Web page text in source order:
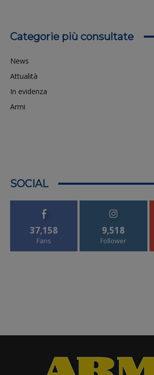
Categorie più consultate
News
Attualità
In evidenza
Armi
SOCIAL
37,158
Fans
9,518
Follower